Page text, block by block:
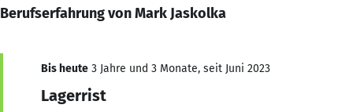
Berufserfahrung von Mark Jaskolka
Bis heute 3 Jahre und 3 Monate, seit Juni 2023
Lagerrist